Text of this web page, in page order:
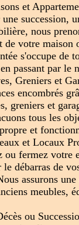
et
succession,
nous
de votre maison
s'occupe de
passant par le
Greniers et
encombrés
greniers et
tous les
et
et Locaux
ou fermez votre
débarras de
assurons
meubles,
ou